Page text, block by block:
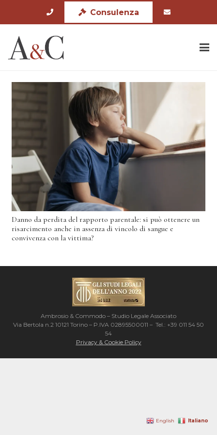
Consulenza
Danno da perdita del rapporto parentale: si può ottenere un
risarcimento anche in assenza di vincolo di sangue e
convivenza con la vittima?
Ambrosio & Commodo – Studio Legale Associato
Via Bertola n.2 10121 Torino – P.IVA 02895500011 – Tel.: +39 011 54 50
54
Privacy & Cookie Policy
English Italiano